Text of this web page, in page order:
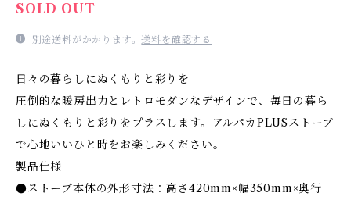
SOLD OUT
別途送料がかかります。送料を確認する
日々の暮らしにぬくもりと彩りを
圧倒的な暖房出力とレトロモダンなデザインで、毎日の暮ら
しにぬくもりと彩りをプラスします。アルパカPLUSストーブ
で心地いいひと時をお楽しみください。
製品仕様
●ストーブ本体の外形寸法：高さ420mm×幅350mm×奥行